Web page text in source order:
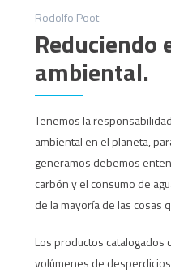
Rodolfo Poot
Reduciendo
ambiental.
Tenemos la
ambiental en el planeta,
generamos debemos
carbón y el consumo de
de la mayoría de las cosas
Los productos catalogados
volúmenes de